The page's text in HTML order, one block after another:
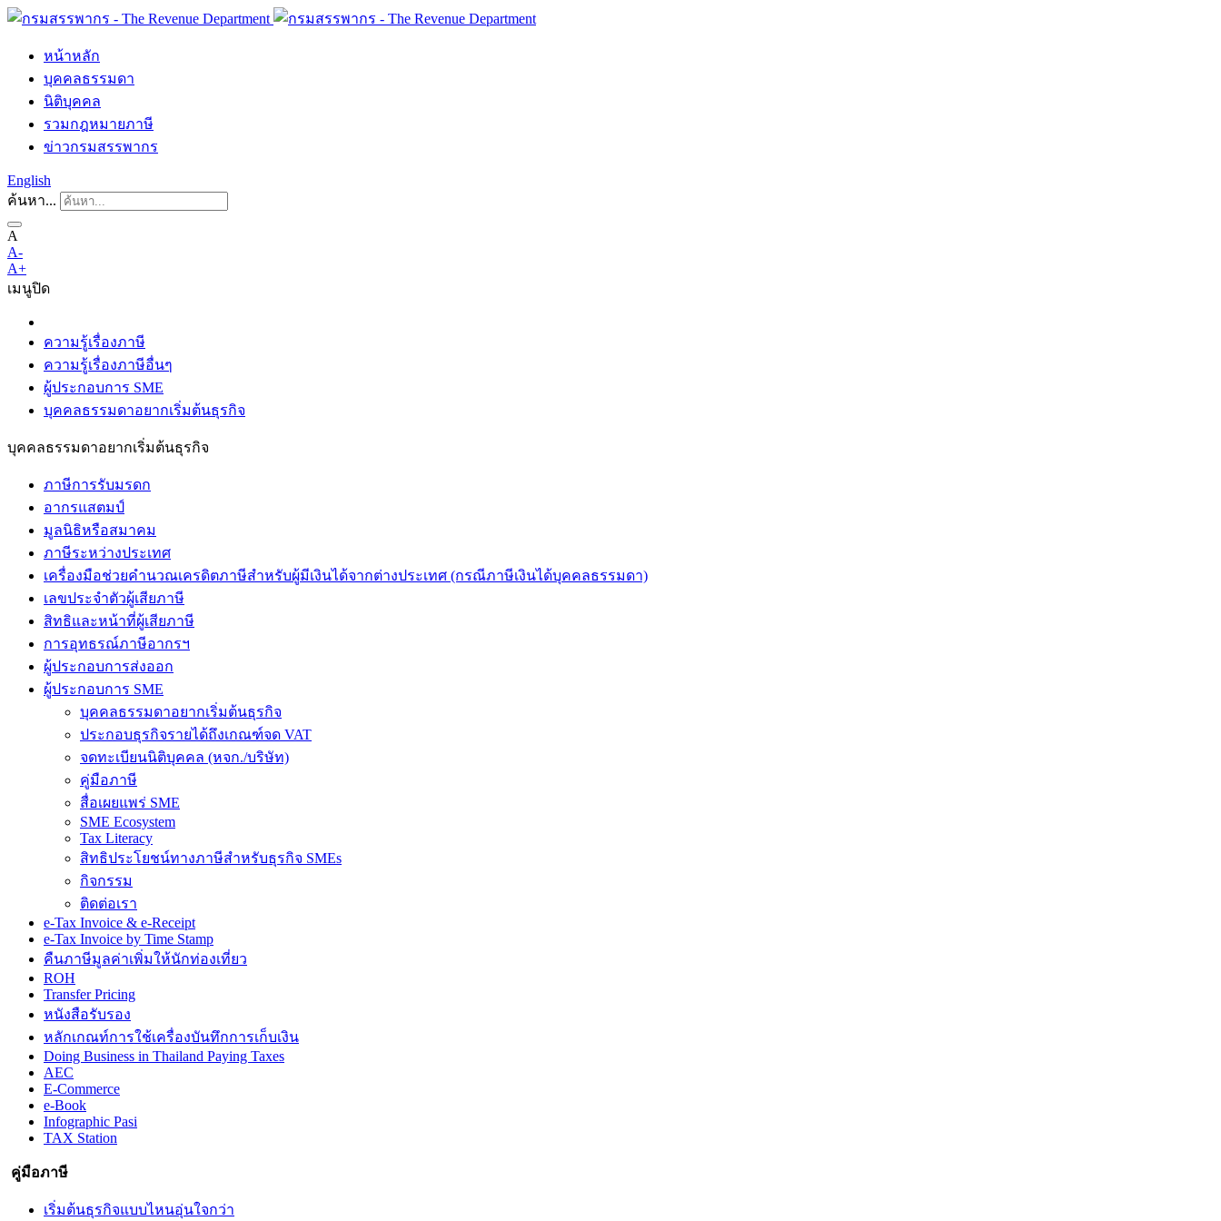
หน้าหลัก
บุคคลธรรมดา
นิติบุคคล
รวมกฎหมายภาษี
ข่าวกรมสรรพากร
English
ค้นหา...
A
A-
A+
เมนูปิด
ความรู้เรื่องภาษี
ความรู้เรื่องภาษีอื่นๆ
ผู้ประกอบการ SME
บุคคลธรรมดาอยากเริ่มต้นธุรกิจ
บุคคลธรรมดาอยากเริ่มต้นธุรกิจ
ภาษีการรับมรดก
อากรแสตมป์
มูลนิธิหรือสมาคม
ภาษีระหว่างประเทศ
เครื่องมือช่วยคำนวณเครดิตภาษีสำหรับผู้มีเงินได้จากต่างประเทศ (กรณีภาษีเงินได้บุคคลธรรมดา)
เลขประจำตัวผู้เสียภาษี
สิทธิและหน้าที่ผู้เสียภาษี
การอุทธรณ์ภาษีอากรฯ
ผู้ประกอบการส่งออก
ผู้ประกอบการ SME
บุคคลธรรมดาอยากเริ่มต้นธุรกิจ
ประกอบธุรกิจรายได้ถึงเกณฑ์จด VAT
จดทะเบียนนิติบุคคล (หจก./บริษัท)
คู่มือภาษี
สื่อเผยแพร่ SME
SME Ecosystem
Tax Literacy
สิทธิประโยชน์ทางภาษีสำหรับธุรกิจ SMEs
กิจกรรม
ติดต่อเรา
e-Tax Invoice & e-Receipt
e-Tax Invoice by Time Stamp
คืนภาษีมูลค่าเพิ่มให้นักท่องเที่ยว
ROH
Transfer Pricing
หนังสือรับรอง
หลักเกณท์การใช้เครื่องบันทึกการเก็บเงิน
Doing Business in Thailand Paying Taxes
AEC
E-Commerce
e-Book
Infographic Pasi
TAX Station
คู่มือภาษี
เริ่มต้นธุรกิจแบบไหนอุ่นใจกว่า